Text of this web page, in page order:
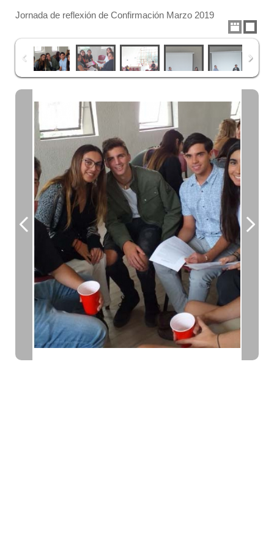
Jornada de reflexión de Confirmación Marzo 2019